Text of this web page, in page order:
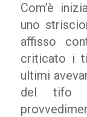
Com’è
uno
affisso
criticato i
ultimi
del tifo